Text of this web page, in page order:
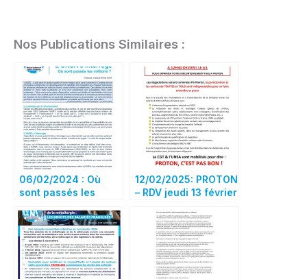
Nos Publications Similaires :
06/02/2024 : Où
sont passés les
12/02/2025: PROTON
– RDV jeudi 13 février